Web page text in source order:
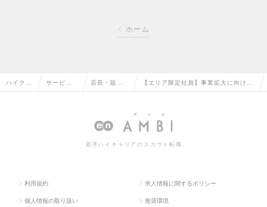
ホーム
ハイクラ サービ 店長・販
理の転職
【エリア限定社員】事業拡大に向けて
の求人情報
若手ハイキャリアのスカウト転職
利用規約 求人情報に関するポリシー
個人情報の取り扱い 推奨環境